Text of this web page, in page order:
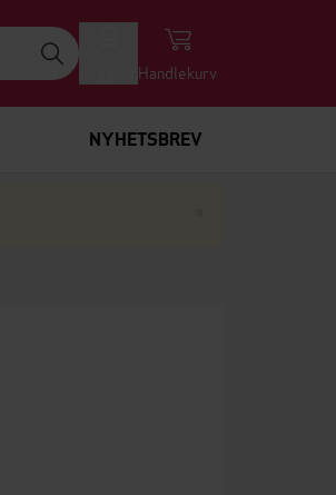
Handlekurv
NYHETSBREV